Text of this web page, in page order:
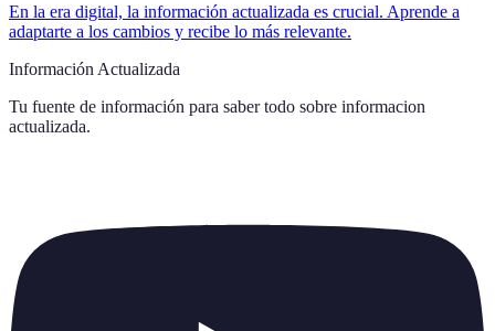
En la era digital, la información actualizada es crucial. Aprende a
adaptarte a los cambios y recibe lo más relevante.
Información Actualizada
Tu fuente de información para saber todo sobre informacion
actualizada.